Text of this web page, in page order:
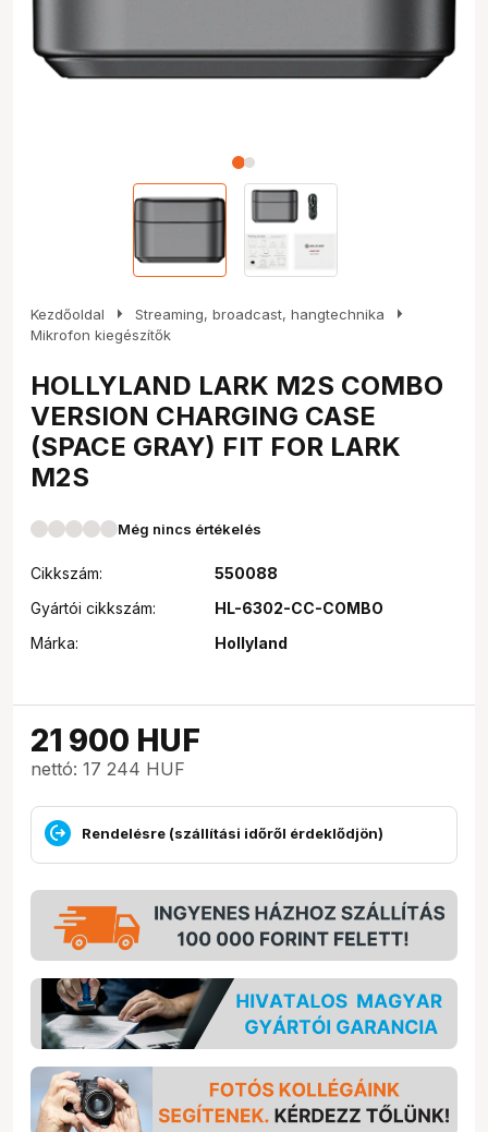
Kezdőoldal arrow_right Streaming, broadcast, hangtechnika arrow_right
Mikrofon kiegészítők
HOLLYLAND LARK M2S COMBO
VERSION CHARGING CASE
(SPACE GRAY) FIT FOR LARK
M2S
Még nincs értékelés
Cikkszám:
550088
Gyártói cikkszám:
HL-6302-CC-COMBO
Márka:
Hollyland
21 900 HUF
nettó: 17 244 HUF
Rendelésre (szállítási időről érdeklődjön)